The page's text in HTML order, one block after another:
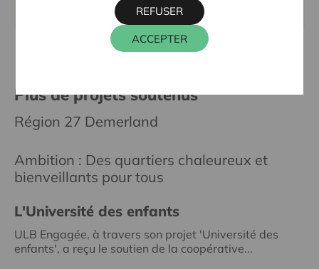
kristien.martens@cera.coop
Plus de projets soutenus
Région 27 Demerland
Ambition : Des quartiers chaleureux et
bienveillants pour tous
L'Université des enfants
ULB Engagée, à travers son projet 'Université des
enfants', a reçu le soutien de la coopérative...
ACCEPTER
REFUSER